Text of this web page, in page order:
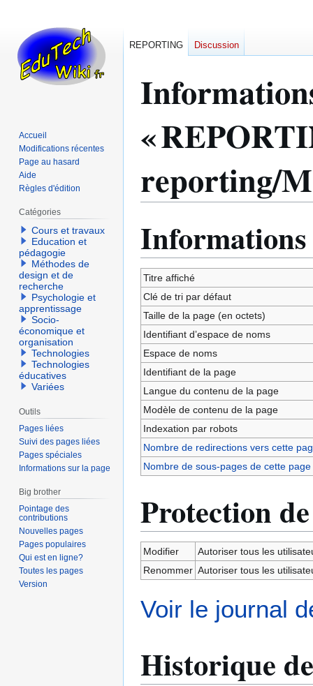
«
reporting/
navigation
recherche
Informations
Titre affiché
Clé de tri par défaut
Taille de la page (en octets)
Identifiant dʼespace de noms
Espace de noms
Identifiant de la page
Langue du contenu de la page
Modèle de contenu de la page
Indexation par robots
Nombre de redirections vers cette
Nombre de sous-pages de cette page
Protection
Modifier
Autoriser tous les
Renommer Autoriser tous les
Voir le journal
Historique
REPORTING Discussion
Accueil
Modifications récentes
Page au hasard
Aide
Règles d'édition
Catégories
Cours et travaux
Education et
pédagogie
Méthodes de
design et de
recherche
Psychologie et
apprentissage
Socio-
économique et
organisation
Technologies
Technologies
éducatives
Variées
Outils
Pages liées
Suivi des pages liées
Pages spéciales
Informations sur la page
Big brother
Pointage des
contributions
Nouvelles pages
Pages populaires
Qui est en ligne?
Toutes les pages
Version